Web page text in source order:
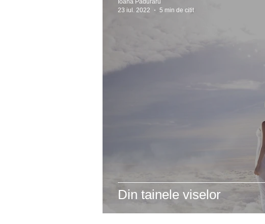
Din tainele viselor
Ioana Paduraru
23 iul. 2022
5 min de citit